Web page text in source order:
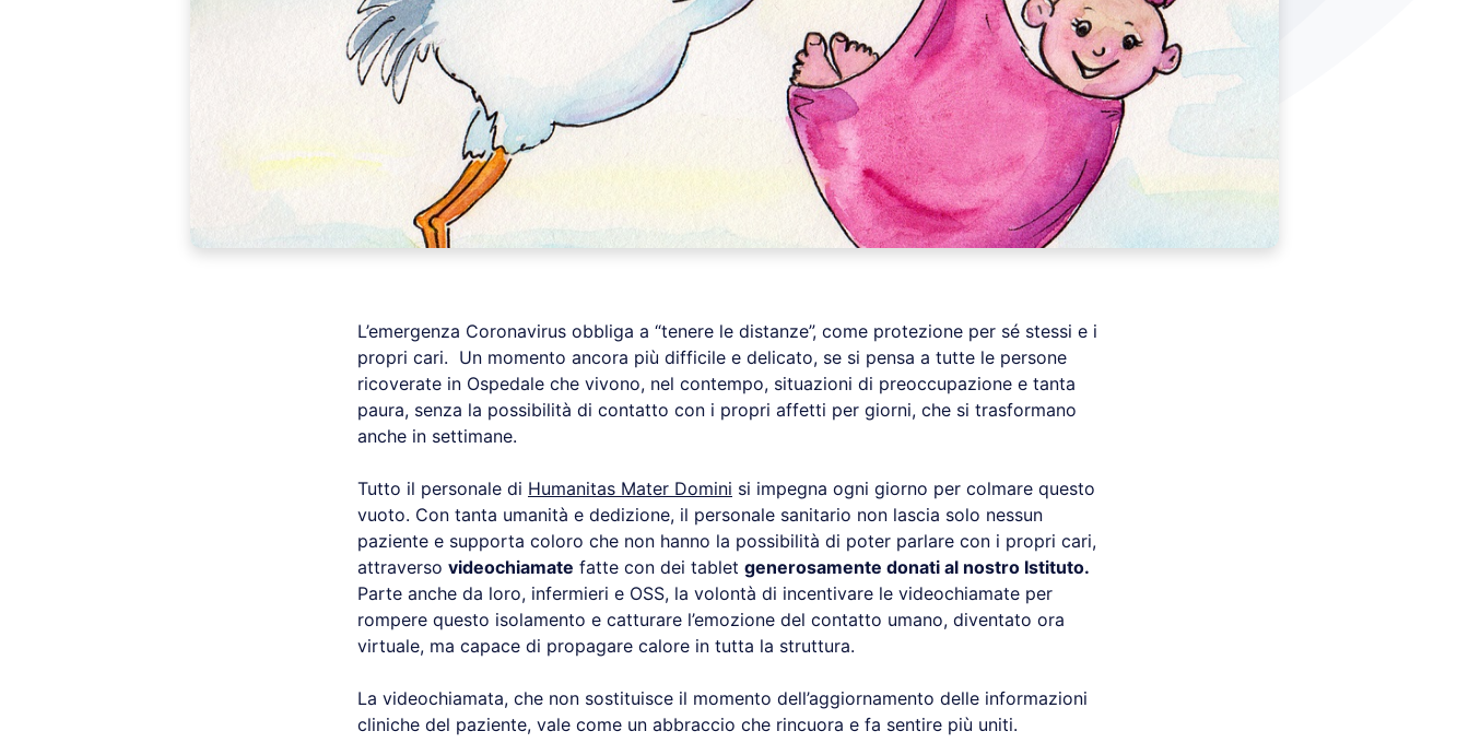
L’emergenza Coronavirus obbliga a “tenere le distanze”, come protezione per sé stessi e i
propri cari. Un momento ancora più difficile e delicato, se si pensa a tutte le persone
ricoverate in Ospedale che vivono, nel contempo, situazioni di preoccupazione e tanta
paura, senza la possibilità di contatto con i propri affetti per giorni, che si trasformano
anche in settimane.
Tutto il personale di Humanitas Mater Domini si impegna ogni giorno per colmare questo
vuoto. Con tanta umanità e dedizione, il personale sanitario non lascia solo nessun
paziente e supporta coloro che non hanno la possibilità di poter parlare con i propri cari,
attraverso videochiamate fatte con dei tablet generosamente donati al nostro Istituto.
Parte anche da loro, infermieri e OSS, la volontà di incentivare le videochiamate per
rompere questo isolamento e catturare l’emozione del contatto umano, diventato ora
virtuale, ma capace di propagare calore in tutta la struttura.
La videochiamata, che non sostituisce il momento dell’aggiornamento delle informazioni
cliniche del paziente, vale come un abbraccio che rincuora e fa sentire più uniti.